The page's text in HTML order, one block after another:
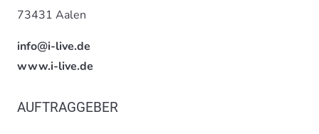
73431 Aalen
info@i-live.de
www.i-live.de
AUFTRAGGEBER